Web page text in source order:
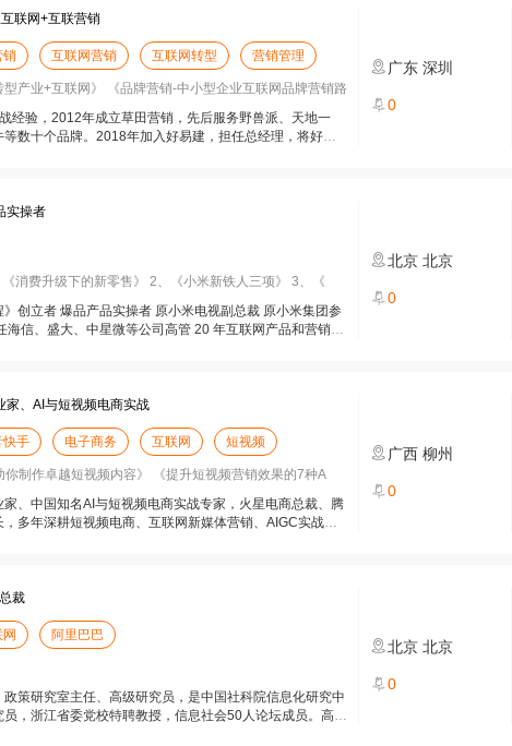
联网+互联营销
销 互联网营销 互联网转型 营销管理
型产业+互联网》 《品牌营销-中小型企业互联网品牌营销路
经验，2012年成立草田营销，先后服务野兽派、天地一
数十个品牌。2018年加入好易建，担任总经理，将好易
广东 深圳
0
实操者
消费升级下的新零售》 2、《小米新铁人三项》 3、《
》创立者 爆品产品实操者 原小米电视副总裁 原小米集团参
海信、盛大、中星微等公司高管 20 年互联网产品和营销专
北京 北京
0
家、AI与短视频电商实战
快手 电子商务 互联网 短视频
你制作卓越短视频内容》 《提升短视频营销效果的7种A
、中国知名AI与短视频电商实战专家，火星电商总裁、腾
多年深耕短视频电商、互联网新媒体营销、AIGC实战项
广西 柳州
0
裁
阿里巴巴
政策研究室主任、高级研究员，是中国社科院信息化研究中
，浙江省委党校特聘教授，信息社会50人论坛成员。高红
北京 北京
0